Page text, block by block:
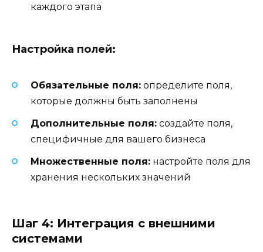
каждого этапа
Настройка полей:
Обязательные поля: определите поля,
которые должны быть заполнены
Дополнительные поля: создайте поля,
специфичные для вашего бизнеса
Множественные поля: настройте поля для
хранения нескольких значений
Шаг 4: Интеграция с внешними
системами